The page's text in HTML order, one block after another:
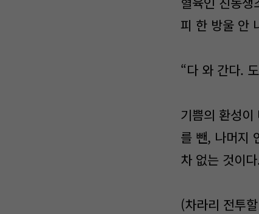
피 한 방울 안
“다 와 간다.
기쁨의 환성
를 뺀, 나머지
차 없는 것이
(차라리 전투